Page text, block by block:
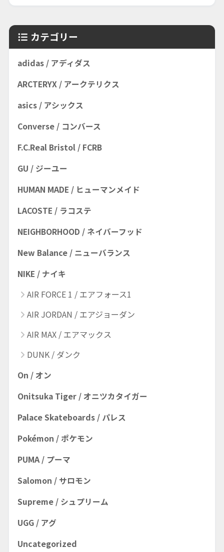
カテゴリー
adidas / アディダス
ARCTERYX / アークテリクス
asics / アシックス
Converse / コンバース
F.C.Real Bristol / FCRB
GU / ジーユー
HUMAN MADE / ヒューマンメイド
LACOSTE / ラコステ
NEIGHBORHOOD / ネイバーフッド
New Balance / ニューバランス
NIKE / ナイキ
AIR FORCE 1 / エアフォース1
AIR JORDAN / エアジョーダン
AIR MAX / エアマックス
DUNK / ダンク
On / オン
Onitsuka Tiger / オニツカタイガー
Palace Skateboards / パレス
Pokémon / ポケモン
PUMA / プーマ
Salomon / サロモン
Supreme / シュプリーム
UGG / アグ
Uncategorized